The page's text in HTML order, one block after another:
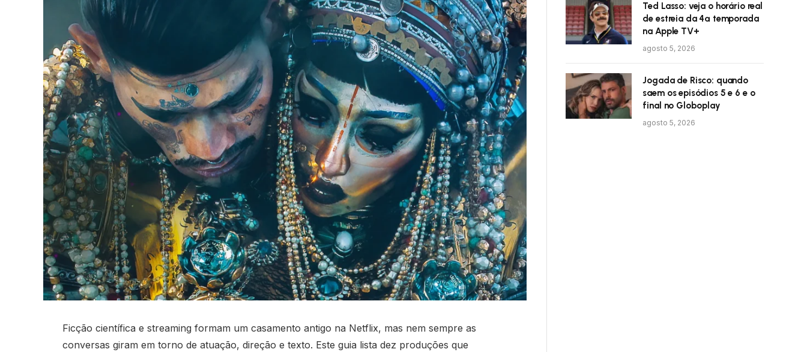
Ficção científica e streaming formam um casamento antigo na Netflix, mas nem sempre as
conversas giram em torno de atuação, direção e texto. Este guia lista dez produções que
Ted Lasso: veja o horário real
de estreia da 4ª temporada
na Apple TV+
agosto 5, 2026
Jogada de Risco: quando
saem os episódios 5 e 6 e o
final no Globoplay
agosto 5, 2026